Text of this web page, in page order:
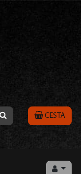
CESTA